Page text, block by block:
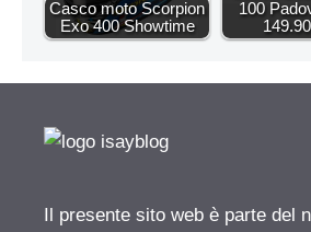
Casco moto Scorpion
Exo 400 Showtime
100
Il presente sito web è parte del